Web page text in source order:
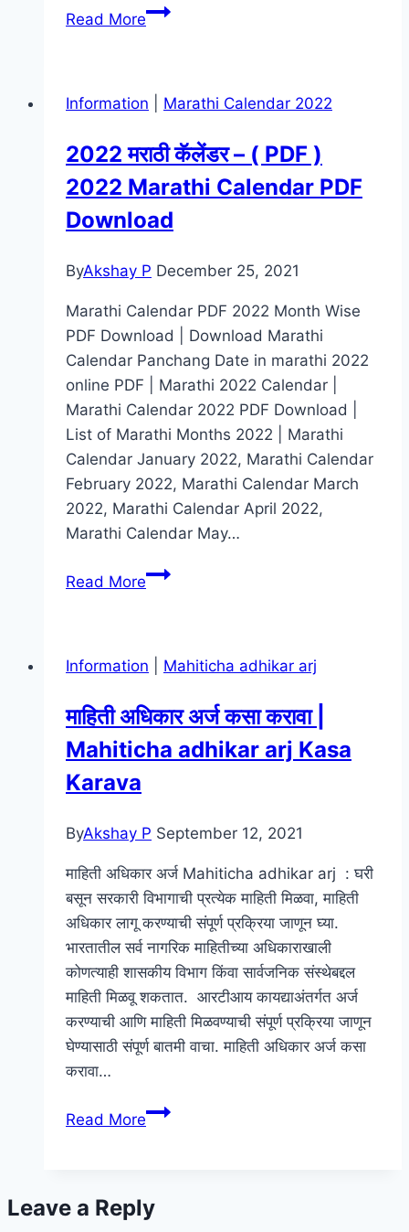
Read Moreसंचार
?
Bandi
Meaning
Marathi
Information Marathi Calendar 2022
2022 मराठी कॅलेंडर – ( PDF )
2022 Marathi Calendar PDF
Download
ByAkshay P December 25, 2021
Marathi Calendar PDF 2022 Month Wise
PDF Download | Download Marathi
Calendar Panchang Date in marathi 2022
online PDF | Marathi 2022 Calendar |
Marathi Calendar 2022 PDF Download |
List of Marathi Months 2022 | Marathi
Calendar January 2022, Marathi Calendar
February 2022, Marathi Calendar March
2022, Marathi Calendar April 2022,
Marathi Calendar May…
Read More2022
(
)
2022
Download
Information Mahiticha adhikar arj
माहिती अधिकार अर्ज कसा करावा |
Mahiticha adhikar arj Kasa
Karava
ByAkshay P September 12, 2021
माहिती अधिकार अर्ज Mahiticha adhikar arj : घरी
बसून सरकारी विभागाची प्रत्येक माहिती मिळवा, माहिती
अधिकार लागू करण्याची संपूर्ण प्रक्रिया जाणून घ्या.
भारतातील सर्व नागरिक माहितीच्या अधिकाराखाली
कोणत्याही शासकीय विभाग किंवा सार्वजनिक संस्थेबद्दल
माहिती मिळवू शकतात. आरटीआय कायद्याअंतर्गत अर्ज
करण्याची आणि माहिती मिळवण्याची संपूर्ण प्रक्रिया जाणून
घेण्यासाठी संपूर्ण बातमी वाचा. माहिती अधिकार अर्ज कसा
करावा…
Read Moreमाहिती
करावा
Leave a Reply